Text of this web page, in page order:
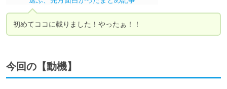
初めてココに載りました！やったぁ！！
今回の【動機】